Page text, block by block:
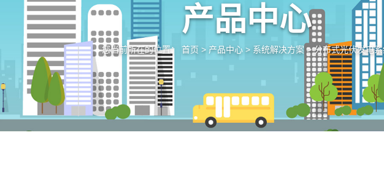
产品中心
您当前所在的位置： 首页 > 产品中心 > 系统解决方案>分布式光伏发电